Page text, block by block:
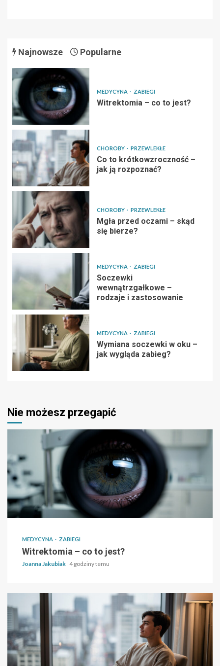
Najnowsze Popularne
MEDYCYNA ZABIEGI
Witrektomia – co to jest?
CHOROBY PRZEWLEKŁE
Co to krótkowzroczność –
jak ją rozpoznać?
CHOROBY PRZEWLEKŁE
Mgła przed oczami – skąd
się bierze?
MEDYCYNA ZABIEGI
Soczewki
wewnątrzgałkowe –
rodzaje i zastosowanie
MEDYCYNA ZABIEGI
Wymiana soczewki w oku –
jak wygląda zabieg?
Nie możesz przegapić
MEDYCYNA ZABIEGI
Witrektomia – co to jest?
Joanna Jakubiak 4 godziny temu